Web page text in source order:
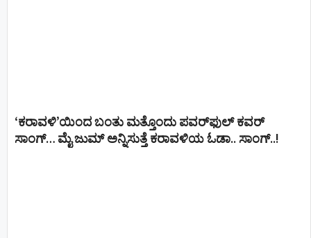
‘ಕರಾವಳಿ’ಯಿಂದ ಬಂತು ಮತ್ತೊಂದು ಪವರ್‌ಫುಲ್ ಕವರ್
ಸಾಂಗ್… ಮೈ ಜುಮ್ ಅನ್ನಿಸುತ್ತೆ ಕರಾವಳಿಯ ಓಡಾ.. ಸಾಂಗ್‌..!